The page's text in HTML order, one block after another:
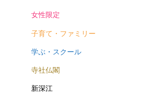
女性限定
子育て・ファミリー
学ぶ・スクール
寺社仏閣
新深江